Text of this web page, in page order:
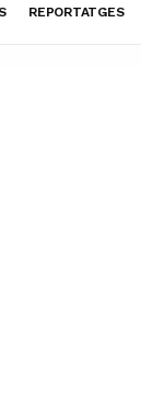
REPORTATGES